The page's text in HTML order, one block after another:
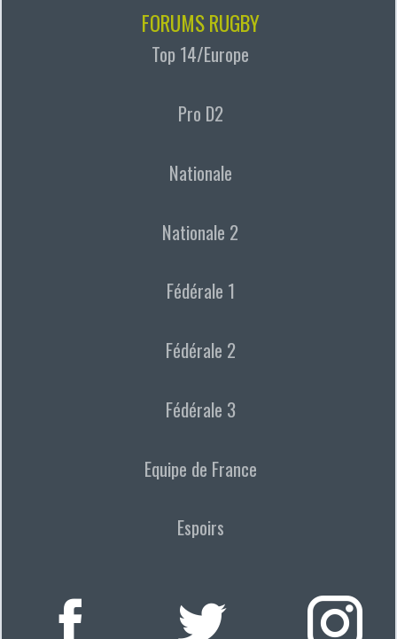
FORUMS RUGBY
Top 14/Europe
Pro D2
Nationale
Nationale 2
Fédérale 1
Fédérale 2
Fédérale 3
Equipe de France
Espoirs